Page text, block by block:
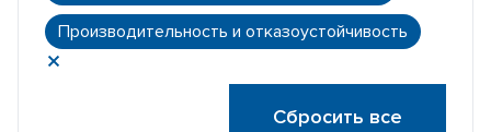
Производительность и отказоустойчивость
Сбросить все